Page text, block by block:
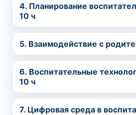
4. Планирование
10 ч
5. Взаимодействие с
6. Воспитательные
10 ч
7. Цифровая среда в